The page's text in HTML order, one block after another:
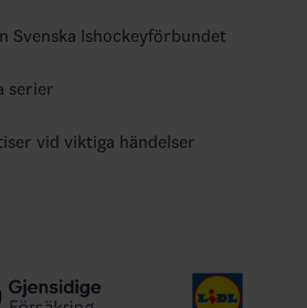
Svenska Ishockeyförbundet
serier
vid viktiga händelser